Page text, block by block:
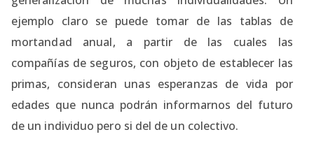
ejemplo claro se puede tomar de las tablas de
mortandad anual, a partir de las cuales las
compañías de seguros, con objeto de establecer las
primas, consideran unas esperanzas de vida por
edades que nunca podrán informarnos del futuro
de un individuo pero si del de un colectivo.